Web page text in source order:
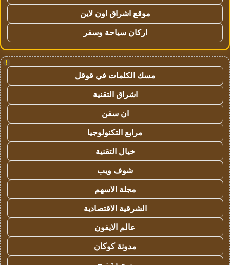
موقع اشراق اون لاين
اركان سياحة وسفر
!
مسك الكلمات في قوقل
اشراق التقنية
ان سفن
مرابع التكنولوجيا
خيال التقنية
شوف ويب
مجلة الاسهم
الشرقية الاقتصادية
عالم الايفون
مدونة كوكان